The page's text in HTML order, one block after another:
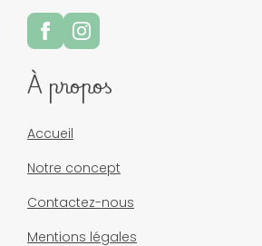
À propos
Accueil
Notre concept
Contactez-nous
Mentions légales